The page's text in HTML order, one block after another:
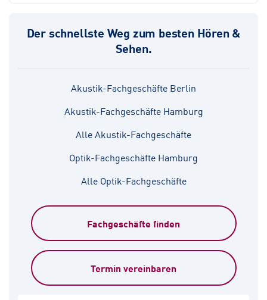
Der schnellste Weg zum besten Hören &
Sehen.
Akustik-Fachgeschäfte Berlin
Akustik-Fachgeschäfte Hamburg
Alle Akustik-Fachgeschäfte
Optik-Fachgeschäfte Hamburg
Alle Optik-Fachgeschäfte
Fachgeschäfte finden
Termin vereinbaren